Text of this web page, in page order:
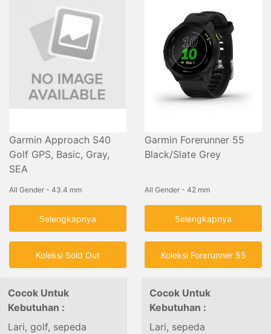
Garmin Approach S40
Golf GPS, Basic, Gray,
SEA
All Gender - 43.4 mm
Selengkapnya
Koleksi Sold Out
Garmin Forerunner 55
Black/Slate Grey
All Gender - 42 mm
Selengkapnya
Koleksi Forerunner 55
Cocok Untuk
Kebutuhan :
Lari, golf, sepeda
Cocok Untuk
Kebutuhan :
Lari, sepeda